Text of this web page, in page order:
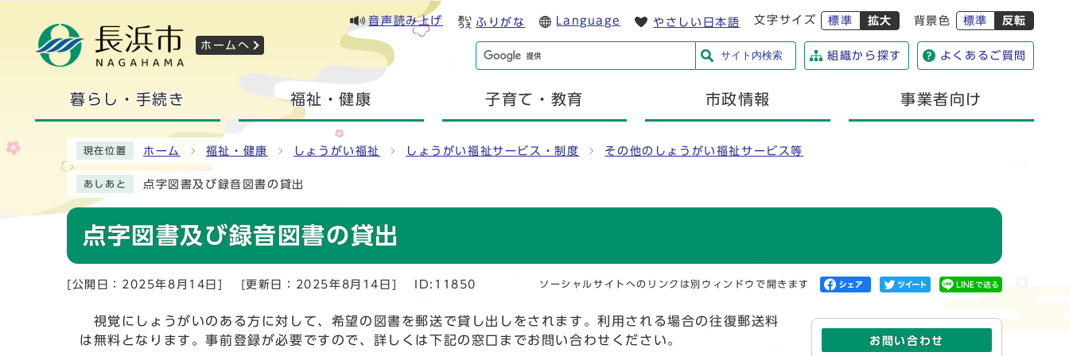
ホームへ
音声読み上げ ふりがな Language やさしい日本語 文字サイズ 標準 拡大 背景色 標準 反転
サイト内検索 組織から探す よくあるご質問
暮らし・手続き 福祉・健康 子育て・教育 市政情報 事業者向け
現在位置 ホーム 福祉・健康 しょうがい福祉 しょうがい福祉サービス・制度 その他のしょうがい福祉サービス等
あしあと 点字図書及び録音図書の貸出
点字図書及び録音図書の貸出
[公開日：2025年8月14日] [更新日：2025年8月14日] ID:11850 ソーシャルサイトへのリンクは別ウィンドウで開きます
視覚にしょうがいのある方に対して、希望の図書を郵送で貸し出しをされます。利用される場合の往復郵送料
は無料となります。事前登録が必要ですので、詳しくは下記の窓口までお問い合わせください。
お問い合わせ